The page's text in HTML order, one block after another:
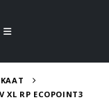
XL RP ECOPOINT3